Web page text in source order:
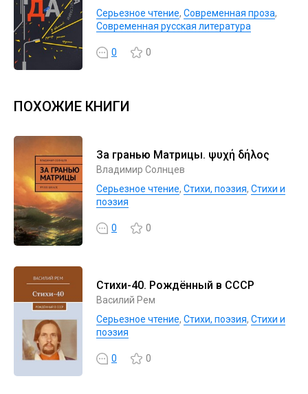
Серьезное чтение, Современная проза,
Современная русская литература
0 0
ПОХОЖИЕ КНИГИ
За гранью Матрицы. ψυχή δήλος
Владимир Солнцев
Серьезное чтение, Cтихи, поэзия, Стихи и
поэзия
0 0
Стихи-40. Рождённый в СССР
Василий Рем
Серьезное чтение, Cтихи, поэзия, Стихи и
поэзия
0 0